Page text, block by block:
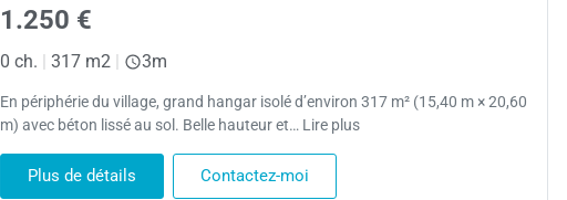
1.250 €
0 ch. | 317 m2 | 3m
En périphérie du village, grand hangar isolé d’environ 317 m² (15,40 m × 20,60
m) avec béton lissé au sol. Belle hauteur et… Lire plus
Plus de détails Contactez-moi